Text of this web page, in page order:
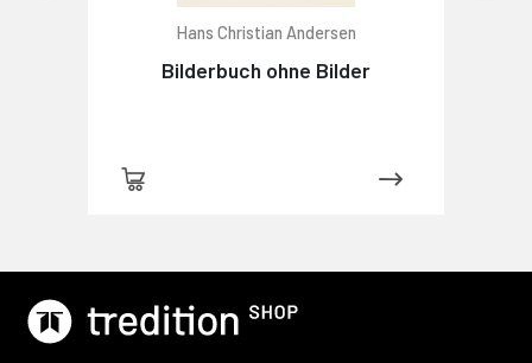
Hans Christian Andersen
Bilderbuch ohne Bilder